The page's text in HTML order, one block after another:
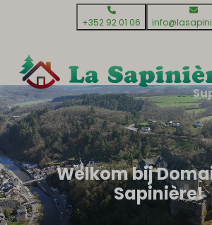
+352 92 01 06
Welkom bij
Sapinière!